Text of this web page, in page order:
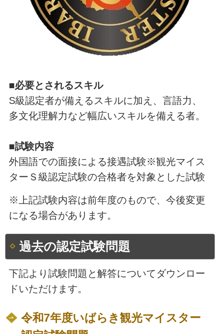
■必要とされるスキル
S級認定者が備えるスキルに加え、言語力、
多文化理解力など幅広いスキルを備える者。
■試験内容
外国語での面接による接遇試験※観光マイス
ターＳ級認定試験の合格者を対象とした試験
※上記試験内容は前年度のもので、今後変更
になる場合があります。
過去の認定試験問題
下記より試験問題と解答についてダウンロー
ドいただけます。
令和7年度いばらき観光マイスター